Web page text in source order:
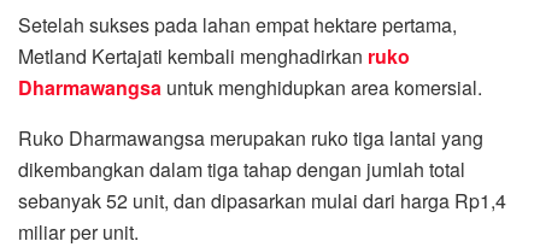
Setelah sukses pada lahan empat hektare pertama,
Metland Kertajati kembali menghadirkan ruko
Dharmawangsa untuk menghidupkan area komersial.
Ruko Dharmawangsa merupakan ruko tiga lantai yang
dikembangkan dalam tiga tahap dengan jumlah total
sebanyak 52 unit, dan dipasarkan mulai dari harga Rp1,4
miliar per unit.